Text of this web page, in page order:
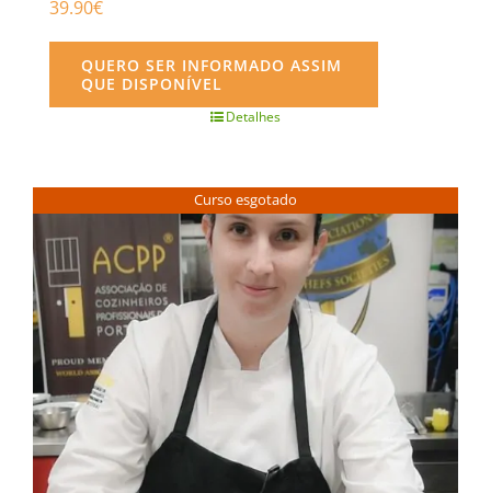
39.90€
QUERO SER INFORMADO ASSIM
QUE DISPONÍVEL
Detalhes
Curso esgotado